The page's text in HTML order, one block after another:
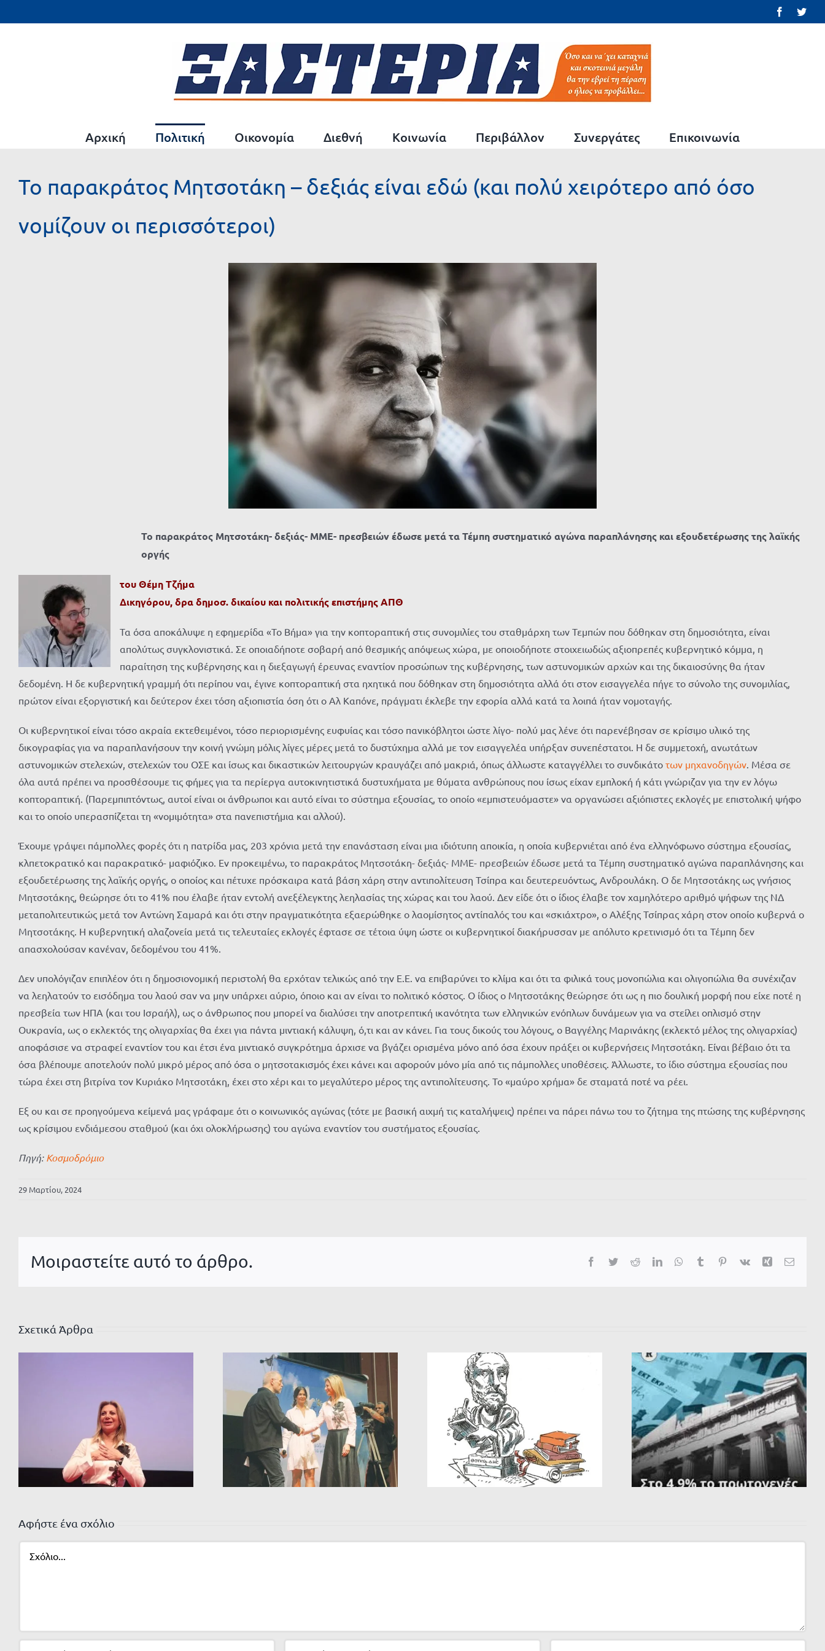
στο
Facebook
Αρχική Πολιτική Οικονομία Διεθνή Κοινωνία Περιβάλλον Συνεργάτες Επικοινωνία
Το παρακράτος Μητσοτάκη – δεξιάς είναι εδώ (και πολύ χειρότερο από όσο
νομίζουν οι περισσότεροι)
Το παρακράτος Μητσοτάκη- δεξιάς- ΜΜΕ- πρεσβειών έδωσε μετά τα Τέμπη συστηματικό αγώνα παραπλάνησης και εξουδετέρωσης της λαϊκής
οργής
του Θέμη Τζήμα
Δικηγόρου, δρα δημοσ. δικαίου και πολιτικής επιστήμης ΑΠΘ
Τα όσα αποκάλυψε η εφημερίδα «Το Βήμα» για την κοπτοραπτική στις συνομιλίες του σταθμάρχη των Τεμπών που δόθηκαν στη δημοσιότητα, είναι
απολύτως συγκλονιστικά. Σε οποιαδήποτε σοβαρή από θεσμικής απόψεως χώρα, με οποιοδήποτε στοιχειωδώς αξιοπρεπές κυβερνητικό κόμμα, η
παραίτηση της κυβέρνησης και η διεξαγωγή έρευνας εναντίον προσώπων της κυβέρνησης, των αστυνομικών αρχών και της δικαιοσύνης θα ήταν
δεδομένη. Η δε κυβερνητική γραμμή ότι περίπου ναι, έγινε κοπτοραπτική στα ηχητικά που δόθηκαν στη δημοσιότητα αλλά ότι στον εισαγγελέα πήγε το σύνολο της συνομιλίας,
πρώτον είναι εξοργιστική και δεύτερον έχει τόση αξιοπιστία όση ότι ο Αλ Καπόνε, πράγματι έκλεβε την εφορία αλλά κατά τα λοιπά ήταν νομοταγής.
Οι κυβερνητικοί είναι τόσο ακραία εκτεθειμένοι, τόσο περιορισμένης ευφυίας και τόσο πανικόβλητοι ώστε λίγο- πολύ μας λένε ότι παρενέβησαν σε κρίσιμο υλικό της
δικογραφίας για να παραπλανήσουν την κοινή γνώμη μόλις λίγες μέρες μετά το δυστύχημα αλλά με τον εισαγγελέα υπήρξαν συνεπέστατοι. Η δε συμμετοχή, ανωτάτων
αστυνομικών στελεχών, στελεχών του ΟΣΕ και ίσως και δικαστικών λειτουργών κραυγάζει από μακριά, όπως άλλωστε καταγγέλλει το συνδικάτο των μηχανοδηγών. Μέσα σε
όλα αυτά πρέπει να προσθέσουμε τις φήμες για τα περίεργα αυτοκινητιστικά δυστυχήματα με θύματα ανθρώπους που ίσως είχαν εμπλοκή ή κάτι γνώριζαν για την εν λόγω
κοπτοραπτική. (Παρεμπιπτόντως, αυτοί είναι οι άνθρωποι και αυτό είναι το σύστημα εξουσίας, το οποίο «εμπιστευόμαστε» να οργανώσει αξιόπιστες εκλογές με επιστολική ψήφο
και το οποίο υπερασπίζεται τη «νομιμότητα» στα πανεπιστήμια και αλλού).
Έχουμε γράψει πάμπολλες φορές ότι η πατρίδα μας, 203 χρόνια μετά την επανάσταση είναι μια ιδιότυπη αποικία, η οποία κυβερνιέται από ένα ελληνόφωνο σύστημα εξουσίας,
κλπετοκρατικό και παρακρατικό- μαφιόζικο. Εν προκειμένω, το παρακράτος Μητσοτάκη- δεξιάς- ΜΜΕ- πρεσβειών έδωσε μετά τα Τέμπη συστηματικό αγώνα παραπλάνησης και
εξουδετέρωσης της λαϊκής οργής, ο οποίος και πέτυχε πρόσκαιρα κατά βάση χάρη στην αντιπολίτευση Τσίπρα και δευτερευόντως, Ανδρουλάκη. Ο δε Μητσοτάκης ως γνήσιος
Μητσοτάκης, θεώρησε ότι το 41% που έλαβε ήταν εντολή ανεξέλεγκτης λεηλασίας της χώρας και του λαού. Δεν είδε ότι ο ίδιος έλαβε τον χαμηλότερο αριθμό ψήφων της ΝΔ
μεταπολιτευτικώς μετά τον Αντώνη Σαμαρά και ότι στην πραγματικότητα εξαερώθηκε ο λαομίσητος αντίπαλός του και «σκιάχτρο», ο Αλέξης Τσίπρας χάρη στον οποίο κυβερνά ο
Μητσοτάκης. Η κυβερνητική αλαζονεία μετά τις τελευταίες εκλογές έφτασε σε τέτοια ύψη ώστε οι κυβερνητικοί διακήρυσσαν με απόλυτο κρετινισμό ότι τα Τέμπη δεν
απασχολούσαν κανέναν, δεδομένου του 41%.
Δεν υπολόγιζαν επιπλέον ότι η δημοσιονομική περιστολή θα ερχόταν τελικώς από την Ε.Ε. να επιβαρύνει το κλίμα και ότι τα φιλικά τους μονοπώλια και ολιγοπώλια θα συνέχιζαν
να λεηλατούν το εισόδημα του λαού σαν να μην υπάρχει αύριο, όποιο και αν είναι το πολιτικό κόστος. Ο ίδιος ο Μητσοτάκης θεώρησε ότι ως η πιο δουλική μορφή που είχε ποτέ η
πρεσβεία των ΗΠΑ (και του Ισραήλ), ως ο άνθρωπος που μπορεί να διαλύσει την αποτρεπτική ικανότητα των ελληνικών ενόπλων δυνάμεων για να στείλει οπλισμό στην
Ουκρανία, ως ο εκλεκτός της ολιγαρχίας θα έχει για πάντα μιντιακή κάλυψη, ό,τι και αν κάνει. Για τους δικούς του λόγους, ο Βαγγέλης Μαρινάκης (εκλεκτό μέλος της ολιγαρχίας)
αποφάσισε να στραφεί εναντίον του και έτσι ένα μιντιακό συγκρότημα άρχισε να βγάζει ορισμένα μόνο από όσα έχουν πράξει οι κυβερνήσεις Μητσοτάκη. Είναι βέβαιο ότι τα
όσα βλέπουμε αποτελούν πολύ μικρό μέρος από όσα ο μητσοτακισμός έχει κάνει και αφορούν μόνο μία από τις πάμπολλες υποθέσεις. Άλλωστε, το ίδιο σύστημα εξουσίας που
τώρα έχει στη βιτρίνα τον Κυριάκο Μητσοτάκη, έχει στο χέρι και το μεγαλύτερο μέρος της αντιπολίτευσης. Το «μαύρο χρήμα» δε σταματά ποτέ να ρέει.
Εξ ου και σε προηγούμενα κείμενά μας γράφαμε ότι ο κοινωνικός αγώνας (τότε με βασική αιχμή τις καταλήψεις) πρέπει να πάρει πάνω του το ζήτημα της πτώσης της κυβέρνησης
ως κρίσιμου ενδιάμεσου σταθμού (και όχι ολοκλήρωσης) του αγώνα εναντίον του συστήματος εξουσίας.
Πηγή:Κοσμοδρόμιο
29 Μαρτίου, 2024
Μοιραστείτε αυτό το άρθρο. Facebook
TwitterRedditLinkedInWhatsApp
Tumblr Pinterest
Vk Xing Email
Σχετικά Άρθρα
Αφήστε ένα σχόλιο